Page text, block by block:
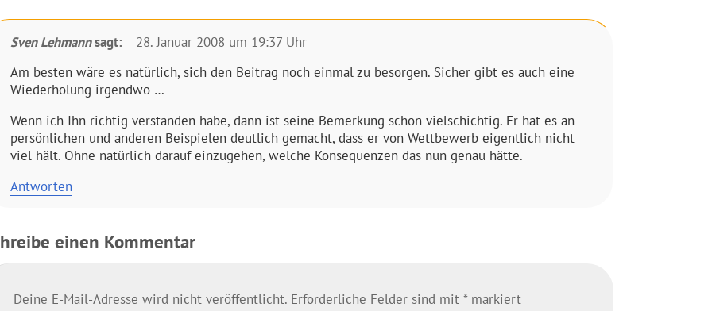
Sven Lehmannsagt:
28. Januar 2008 um 19:37 Uhr
Am besten wäre es natürlich, sich den Beitrag noch einmal zu besorgen. Sicher gibt es auch eine
Wiederholung irgendwo …
Wenn ich Ihn richtig verstanden habe, dann ist seine Bemerkung schon vielschichtig. Er hat es an
persönlichen und anderen Beispielen deutlich gemacht, dass er von Wettbewerb eigentlich nicht
viel hält. Ohne natürlich darauf einzugehen, welche Konsequenzen das nun genau hätte.
Antworten
einen Kommentar
Deine E-Mail-Adresse wird nicht veröffentlicht. Erforderliche Felder sind mit *markiert